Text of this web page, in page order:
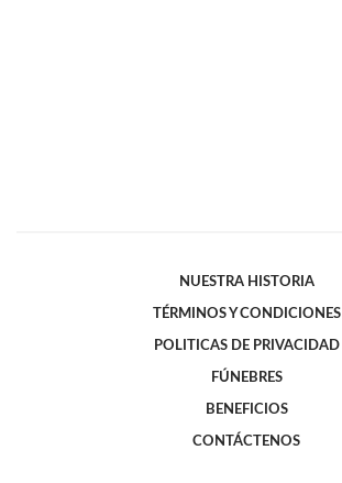
NUESTRA HISTORIA
TÉRMINOS Y CONDICIONES
POLITICAS DE PRIVACIDAD
FÚNEBRES
BENEFICIOS
CONTÁCTENOS